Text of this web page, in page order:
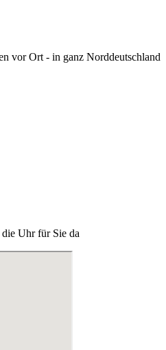
vor Ort - in ganz Norddeutschland
Uhr für Sie da